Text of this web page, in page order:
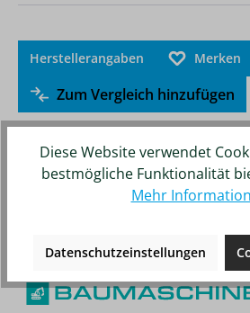
Herstellerangaben Merken
Zum Vergleich hinzufügen
Diese Website verwendet
bestmögliche Funktionalität
Mehr
Datenschutzeinstellungen